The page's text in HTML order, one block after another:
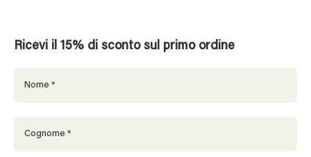
Ricevi il 15% di sconto sul primo ordine